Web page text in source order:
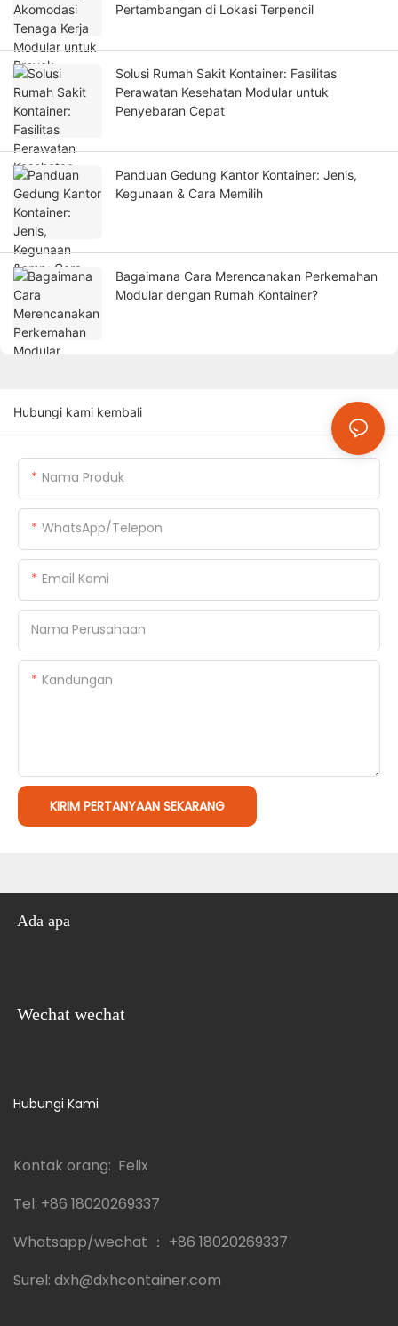
Pertambangan di Lokasi Terpencil
Solusi Rumah Sakit Kontainer: Fasilitas
Perawatan Kesehatan Modular untuk
Penyebaran Cepat
Panduan Gedung Kantor Kontainer: Jenis,
Kegunaan & Cara Memilih
Bagaimana Cara Merencanakan Perkemahan
Modular dengan Rumah Kontainer?
Hubungi kami kembali
Nama Produk
WhatsApp/Telepon
Email Kami
Nama Perusahaan
Kandungan
KIRIM PERTANYAAN SEKARANG
Ada apa
Wechat wechat
Hubungi Kami
Kontak orang: Felix
Tel: +86 18020269337
Whatsapp/wechat ： +86 18020269337
Surel: dxh@dxhcontainer.com